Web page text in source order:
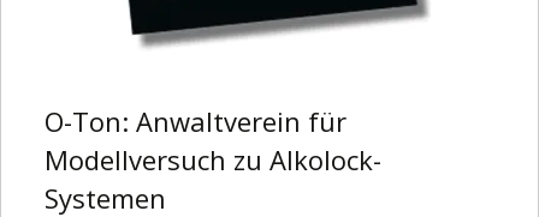
O-Ton: Anwaltverein für
Modellversuch zu Alkolock-
Systemen